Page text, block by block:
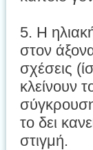
5. Η
στον
σχέσεις
κλείνουν
το δει
στιγμή.